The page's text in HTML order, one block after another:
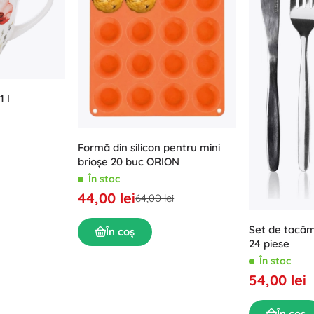
Echipament pentru cei mici
Iluminat de noapte
Petreceri
Grătare
Muzică
l
Formă din silicon pentru mini
brioșe 20 buc ORION
În stoc
44,00 lei64,00 lei
În coș
Set de
24 piese
În stoc
54,00 lei